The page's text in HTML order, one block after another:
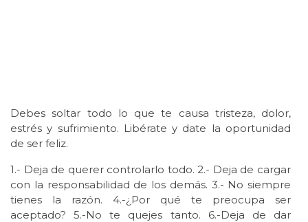
Debes soltar todo lo que te causa tristeza, dolor,
estrés y sufrimiento. Libérate y date la oportunidad
de ser feliz.
1.- Deja de querer controlarlo todo. 2.- Deja de cargar
con la responsabilidad de los demás. 3.- No siempre
tienes la razón. 4.-¿Por qué te preocupa ser
aceptado? 5.-No te quejes tanto. 6.-Deja de dar